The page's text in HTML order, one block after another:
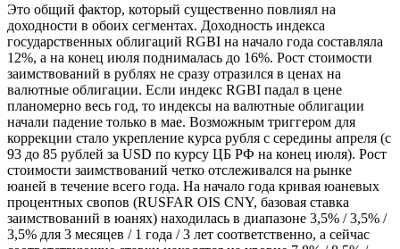
Это общий фактор, который существенно повлиял на
доходности в обоих сегментах. Доходность индекса
государственных облигаций RGBI на начало года составляла
12%, а на конец июля поднималась до 16%. Рост стоимости
заимствований в рублях не сразу отразился в ценах на
валютные облигации. Если индекс RGBI падал в цене
планомерно весь год, то индексы на валютные облигации
начали падение только в мае. Возможным триггером для
коррекции стало укрепление курса рубля с середины апреля (с
93 до 85 рублей за USD по курсу ЦБ РФ на конец июля). Рост
стоимости заимствований четко отслеживался на рынке
юаней в течение всего года. На начало года кривая юаневых
процентных свопов (RUSFAR OIS CNY, базовая ставка
заимствований в юанях) находилась в диапазоне 3,5% / 3,5% /
3,5% для 3 месяцев / 1 года / 3 лет соответственно, а сейчас